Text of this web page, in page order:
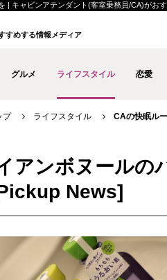
キャビンアテンダント(客室乗務員/CA)がお
すめする情報メディア
グルメ ライフスタイル 恋愛
プ ライフスタイル CAの快眠ル
アンボヌールの